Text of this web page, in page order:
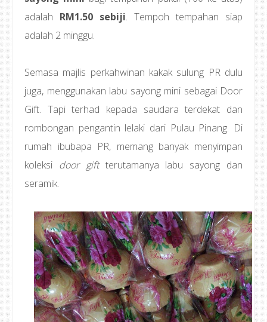
adalah RM1.50 sebiji. Tempoh tempahan siap
adalah 2 minggu.
Semasa majlis perkahwinan kakak sulung PR dulu
juga, menggunakan labu sayong mini sebagai Door
Gift. Tapi terhad kepada saudara terdekat dan
rombongan pengantin lelaki dari Pulau Pinang. Di
rumah ibubapa PR, memang banyak menyimpan
koleksi door giftterutamanya labu sayong dan
seramik.